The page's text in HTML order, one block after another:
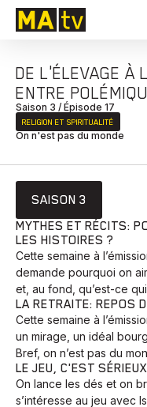
DE L'ÉLEVAGE À
ENTRE
Saison 3 / Épisode 17
RELIGION ET SPIRITUALITÉ
On n'est pas du monde
SAISON 3
MYTHES ET RÉCITS:
LES HISTOIRES ?
Cette semaine à
demande pourquoi on
et, au fond, qu’est-ce
LA RETRAITE: REPOS
Cette semaine à
un mirage, un idéal
Bref, on n’est pas du
LE JEU, C'EST
On lance les dés et on
s’intéresse au jeu avec